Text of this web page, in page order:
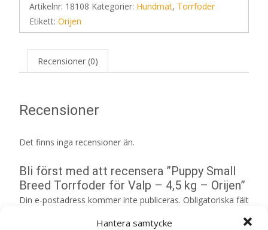
Hantera samtycke
Artikelnr: 18108 Kategorier: Hundmat, Torrfoder
Etikett: Orijen
Recensioner (0)
Recensioner
Det finns inga recensioner än.
Bli först med att recensera ”Puppy Small
Breed Torrfoder för Valp – 4,5 kg – Orijen”
Din e-postadress kommer inte publiceras. Obligatoriska fält